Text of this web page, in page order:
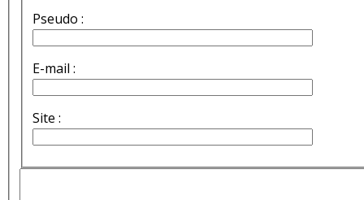
Pseudo :
E-mail :
Site :